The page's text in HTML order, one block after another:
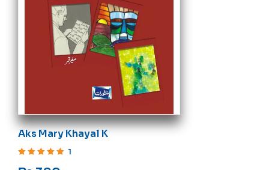
Aks Mary Khayal K
1